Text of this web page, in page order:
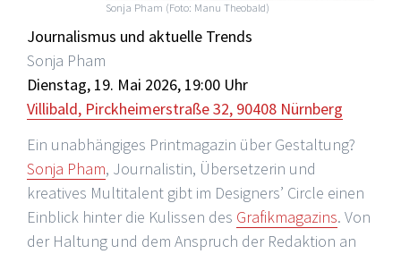
Sonja Pham (Foto: Manu Theobald)
Journalismus und aktuelle Trends
Sonja Pham
Dienstag, 19. Mai 2026, 19:00 Uhr
Villibald, Pirckheimerstraße 32, 90408 Nürnberg
Ein unabhängiges Printmagazin über Gestaltung?
Sonja Pham, Journalistin, Übersetzerin und
kreatives Multitalent gibt im Designers’ Circle einen
Einblick hinter die Kulissen des Grafikmagazins. Von
der Haltung und dem Anspruch der Redaktion an